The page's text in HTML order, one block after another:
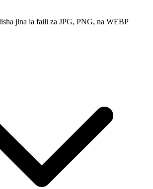
jina la faili za JPG, PNG, na WEBP